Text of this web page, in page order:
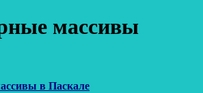
массивы
в Паскале